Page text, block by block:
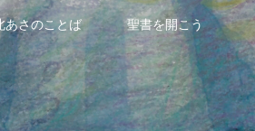
あさのことば 聖書を開こう